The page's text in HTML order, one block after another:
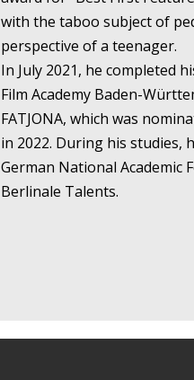
with the taboo subject of
perspective of a teenager.
In July 2021, he completed
Film Academy Baden-
FATJONA, which was
in 2022. During his studies,
German National Academic
Berlinale Talents.